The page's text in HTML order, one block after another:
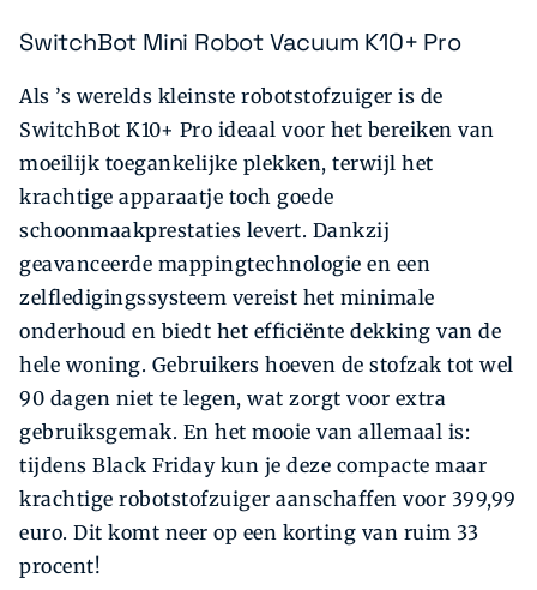
SwitchBot Mini Robot Vacuum K10+ Pro
Als ’s werelds kleinste robotstofzuiger is de
SwitchBot K10+ Pro ideaal voor het bereiken van
moeilijk toegankelijke plekken, terwijl het
krachtige apparaatje toch goede
schoonmaakprestaties levert. Dankzij
geavanceerde mappingtechnologie en een
zelfledigingssysteem vereist het minimale
onderhoud en biedt het efficiënte dekking van de
hele woning. Gebruikers hoeven de stofzak tot wel
90 dagen niet te legen, wat zorgt voor extra
gebruiksgemak. En het mooie van allemaal is:
tijdens Black Friday kun je deze compacte maar
krachtige robotstofzuiger aanschaffen voor 399,99
euro. Dit komt neer op een korting van ruim 33
procent!